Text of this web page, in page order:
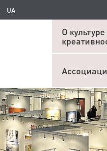
UA
О культуре